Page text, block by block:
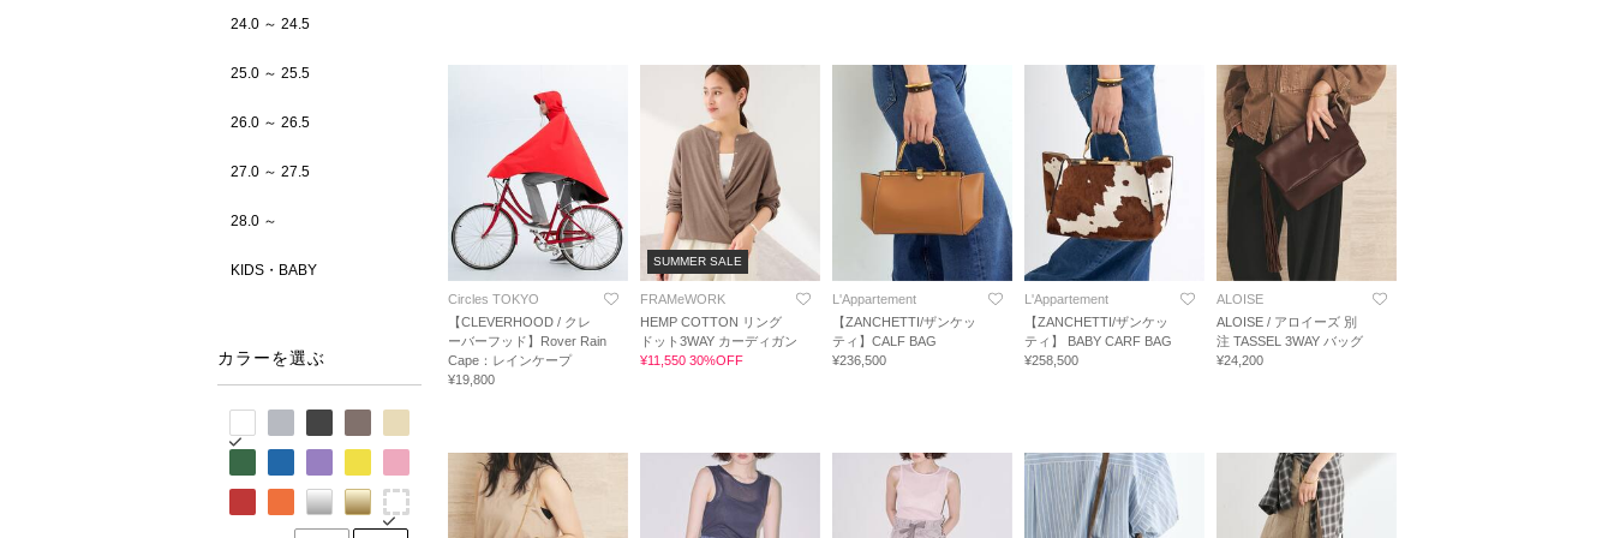
24.0 ～ 24.5
25.0 ～ 25.5
26.0 ～ 26.5
27.0 ～ 27.5
28.0 ～
KIDS・BABY
カラーを選ぶ
Circles TOKYO
【CLEVERHOOD / クレ
ーバーフッド】Rover Rain
Cape：レインケープ
¥19,800
SUMMER SALE
FRAMeWORK
HEMP COTTON リング
ドット3WAY カーディガン
¥11,550 30%OFF
L'Appartement
【ZANCHETTI/ザンケッ
ティ】CALF BAG
¥236,500
L'Appartement
【ZANCHETTI/ザンケッ
ティ】 BABY CARF BAG
¥258,500
ALOISE
ALOISE / アロイーズ 別
注 TASSEL 3WAY バッグ
¥24,200